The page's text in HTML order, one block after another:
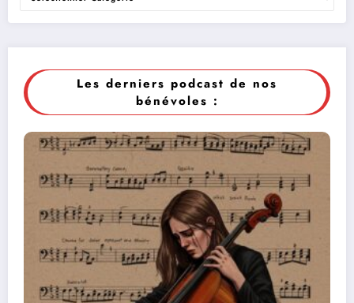
Les derniers podcast de nos
bénévoles :